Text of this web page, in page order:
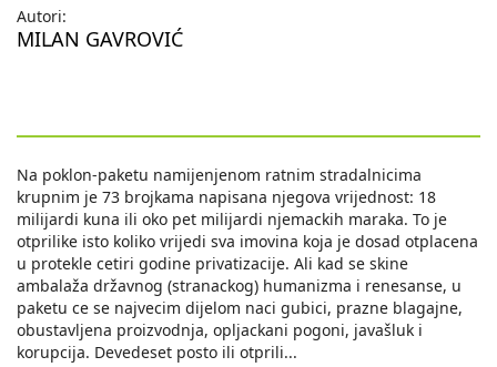
Autori:
MILAN GAVROVIĆ
Na poklon-paketu namijenjenom ratnim stradalnicima
krupnim je 73 brojkama napisana njegova vrijednost: 18
milijardi kuna ili oko pet milijardi njemackih maraka. To je
otprilike isto koliko vrijedi sva imovina koja je dosad otplacena
u protekle cetiri godine privatizacije. Ali kad se skine
ambalaža državnog (stranackog) humanizma i renesanse, u
paketu ce se najvecim dijelom naci gubici, prazne blagajne,
obustavljena proizvodnja, opljackani pogoni, javašluk i
korupcija. Devedeset posto ili otprili...